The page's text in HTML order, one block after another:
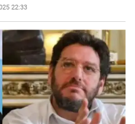
22:33